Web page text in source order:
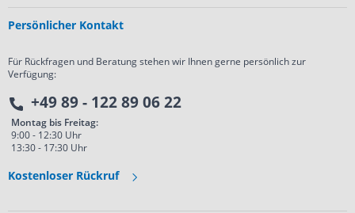
Persönlicher Kontakt
Für Rückfragen und Beratung stehen wir Ihnen gerne persönlich zur
Verfügung:
+49 89 - 122 89 06 22
Montag bis Freitag:
9:00 - 12:30 Uhr
13:30 - 17:30 Uhr
Kostenloser Rückruf